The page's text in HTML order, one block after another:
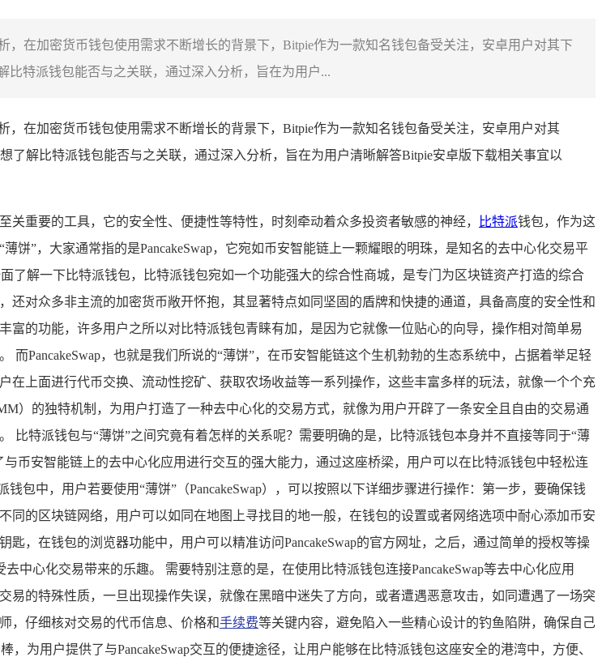
在加密货币钱包使用需求不断增长的背景下，Bitpie作为一款知名钱包备受关注，安卓用户对其下
比特派钱包能否与之关联，通过深入分析，旨在为用户...
在加密货币钱包使用需求不断增长的背景下，Bitpie作为一款知名钱包备受关注，安卓用户对其
了解比特派钱包能否与之关联，通过深入分析，旨在为用户清晰解答Bitpie安卓版下载相关事宜以
至关重要的工具，它的安全性、便捷性等特性，时刻牵动着众多投资者敏感的神经， 比特派钱包，作为这
”，大家通常指的是PancakeSwap，它宛如币安智能链上一颗耀眼的明珠，是知名的去中心化交易平
了解一下比特派钱包，比特派钱包宛如一个功能强大的综合性商城，是专门为区块链资产打造的综合
对众多非主流的加密货币敞开怀抱，其显著特点如同坚固的盾牌和快捷的通道，具备高度的安全性和
的功能，许多用户之所以对比特派钱包青睐有加，是因为它就像一位贴心的向导，操作相对简单易
PancakeSwap，也就是我们所说的“薄饼”，在币安智能链这个生机勃勃的生态系统中，占据着举足轻
上面进行代币交换、流动性挖矿、获取农场收益等一系列操作，这些丰富多样的玩法，就像一个个充
）的独特机制，为用户打造了一种去中心化的交易方式，就像为用户开辟了一条安全且自由的交易通
特派钱包与“薄饼”之间究竟有着怎样的关系呢？需要明确的是，比特派钱包本身并不直接等同于“薄
币安智能链上的去中心化应用进行交互的强大能力，通过这座桥梁，用户可以在比特派钱包中轻松连
包中，用户若要使用“薄饼”（PancakeSwap），可以按照以下详细步骤进行操作：第一步，要确保钱
的区块链网络，用户可以如同在地图上寻找目的地一般，在钱包的设置或者网络选项中耐心添加币安
，在钱包的浏览器功能中，用户可以精准访问PancakeSwap的官方网址，之后，通过简单的授权等操
中心化交易带来的乐趣。 需要特别注意的是，在使用比特派钱包连接PancakeSwap等去中心化应用
的特殊性质，一旦出现操作失误，就像在黑暗中迷失了方向，或者遭遇恶意攻击，如同遭遇了一场突
，仔细核对交易的代币信息、价格和手续费等关键内容，避免陷入一些精心设计的钓鱼陷阱，确保自己
为用户提供了与PancakeSwap交互的便捷途径，让用户能够在比特派钱包这座安全的港湾中，方便、